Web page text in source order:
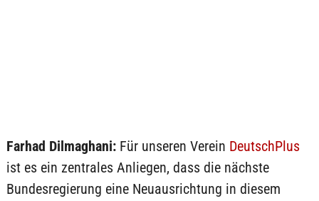
Farhad Dilmaghani: Für unseren Verein DeutschPlus
ist es ein zentrales Anliegen, dass die nächste
Bundesregierung eine Neuausrichtung in diesem